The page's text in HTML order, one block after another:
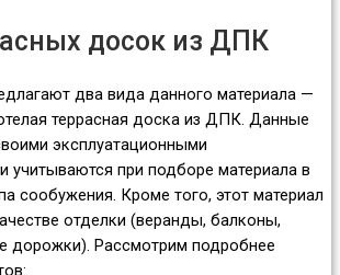
досок из ДПК
два вида данного материала —
террасная доска из ДПК. Данные
эксплуатационными
учитываются при подборе материала в
сообужения. Кроме того, этот материал
отделки (веранды, балконы,
дорожки). Рассмотрим подробнее